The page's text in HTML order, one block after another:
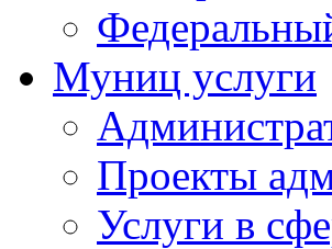
Муниц услуги
Проекты
Услуги в